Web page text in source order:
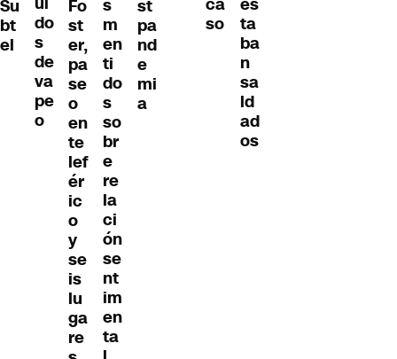
Su
bt
el
do
s
de
va
pe
o
Fo
st
er,
pa
se
o
en
te
lef
ér
ic
o
y
se
is
lu
ga
re
s
m
en
ti
do
s
so
br
e
re
la
ci
ón
se
nt
im
en
ta
st
pa
nd
e
mi
a
so
ta
ba
n
sa
ld
ad
os